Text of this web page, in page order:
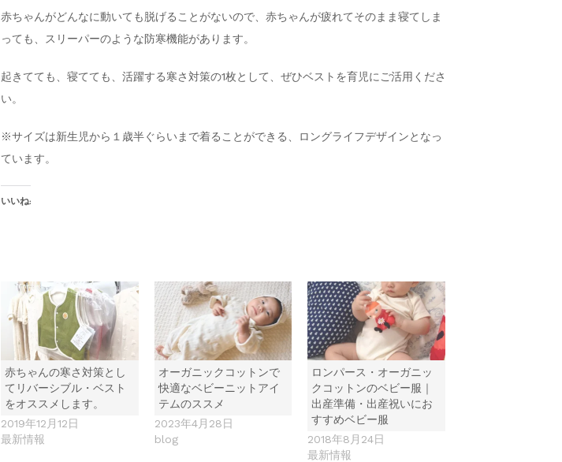
赤ちゃんがどんなに動いても脱げることがないので、赤ちゃんが疲れてそのまま寝てしま
っても、スリーパーのような防寒機能があります。
起きてても、寝てても、活躍する寒さ対策の1枚として、ぜひベストを育児にご活用くださ
い。
※サイズは新生児から１歳半ぐらいまで着ることができる、ロングライフデザインとなっ
ています。
いいね:
赤ちゃんの寒さ対策とし
てリバーシブル・ベスト
をオススメします。
2019年12月12日
最新情報
オーガニックコットンで
快適なベビーニットアイ
テムのススメ
2023年4月28日
blog
ロンパース・オーガニッ
クコットンのベビー服｜
出産準備・出産祝いにお
すすめベビー服
2018年8月24日
最新情報